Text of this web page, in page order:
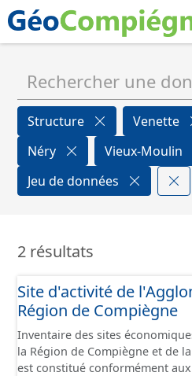
Structure Venette
Néry
Vieux-Moulin
Jeu de données
2 résultats
Site d'activité de
Région de Compiègne
Inventaire des sites
la Région de Compiègne et de
est constitué conformément